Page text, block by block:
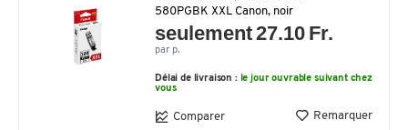
580PGBK XXL Canon, noir
seulement 27.10 Fr.
par p.
Délai de livraison : le jour ouvrable suivant chez
vous
Comparer Remarquer